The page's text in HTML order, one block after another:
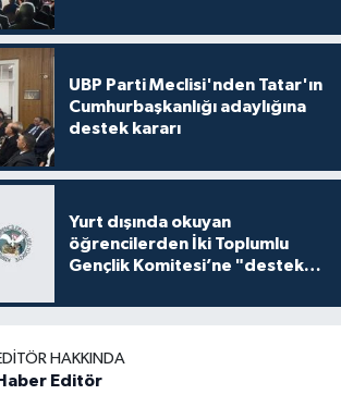
UBP Parti Meclisi'nden Tatar'ın
Cumhurbaşkanlığı adaylığına
destek kararı
Yurt dışında okuyan
öğrencilerden İki Toplumlu
Gençlik Komitesi’ne "destek
HAKKINDA
Editör